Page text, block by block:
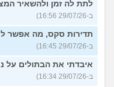
לתת לה זמן ולהשאיר
ב-29/07/26 16:56)
תדירות סקס, מה אפשר
ב-29/07/26 16:45)
איבדתי את הבתולים על
ב-29/07/26 16:34)